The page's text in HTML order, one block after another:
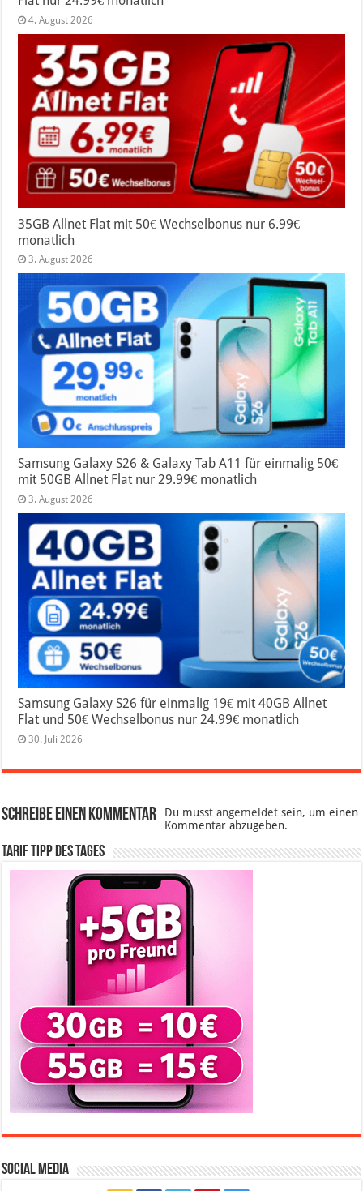
4. August 2026
35GB Allnet Flat mit 50€ Wechselbonus nur 6.99€
monatlich
3. August 2026
Samsung Galaxy S26 & Galaxy Tab A11 für einmalig 50€
mit 50GB Allnet Flat nur 29.99€ monatlich
3. August 2026
Samsung Galaxy S26 für einmalig 19€ mit 40GB Allnet
Flat und 50€ Wechselbonus nur 24.99€ monatlich
30. Juli 2026
Schreibe einen Kommentar Du musstangemeldet sein, um einen
Kommentar abzugeben.
Tarif Tipp des Tages
Social Media